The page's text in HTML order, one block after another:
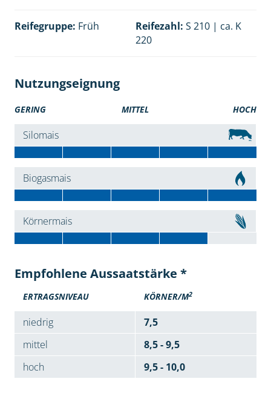
Reifegruppe: Früh Reifezahl: S 210 | ca. K
220
Nutzungseignung
GERING MITTEL HOCH
Silomais
Biogasmais
Körnermais
Empfohlene Aussaatstärke *
ERTRAGSNIVEAU KÖRNER/M2
niedrig
7,5
mittel
8,5 - 9,5
hoch
9,5 - 10,0